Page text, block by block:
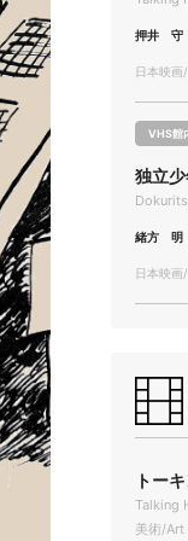
押井 守
日本映
VHS館
独立
緒方 明
日本映
トー
Talking
美術/